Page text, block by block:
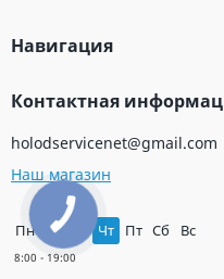
Навигация
Контактная
holodservicenet@gmail.com
Наш магазин
Пн Вт Чт Пт Сб Вс